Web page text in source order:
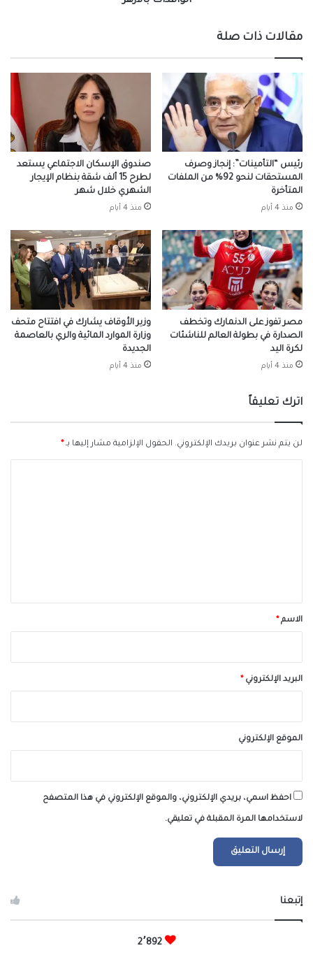
مقالات ذات صلة
رئيس “التأمينات”: إنجاز وصرف
المستحقات لنحو 92% من الملفات
المتأخرة
منذ 4 أيام
صندوق الإسكان الاجتماعي يستعد
لطرح 15 ألف شقة بنظام الإيجار
الشهري خلال شهر
منذ 4 أيام
مصر تفوز على الدنمارك وتخطف
الصدارة في بطولة العالم للناشئات
لكرة اليد
منذ 4 أيام
وزير الأوقاف يشارك في افتتاح متحف
وزارة الموارد المائية والري بالعاصمة
الجديدة
منذ 4 أيام
اترك تعليقاً
لن يتم نشر عنوان بريدك الإلكتروني. الحقول الإلزامية مشار إليها بـ*
*الاسم*
البريد الإلكتروني*
الموقع الإلكتروني
احفظ اسمي، بريدي الإلكتروني، والموقع الإلكتروني في هذا المتصفح
لاستخدامها المرة المقبلة في تعليقي.
إتبعنا
2٬892